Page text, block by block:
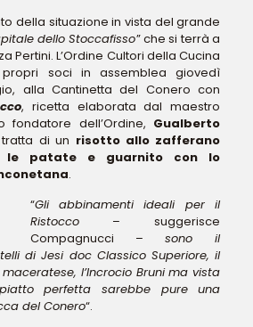
della situazione in vista del grande
dello Stoccafisso” che si terrà a
Pertini. L’Ordine Cultori della Cucina
soci in assemblea giovedì
alla Cantinetta del Conero con
, ricetta elaborata dal maestro
dell’Ordine, Gualberto
di un risotto allo zafferano
le patate e guarnito con lo
.
“Gli abbinamenti ideali per il
Ristocco– suggerisce
Compagnucci –sono il
di Jesi doc Classico Superiore, il
l’Incrocio Bruni ma vista
perfetta sarebbe pure una
del Conero“.